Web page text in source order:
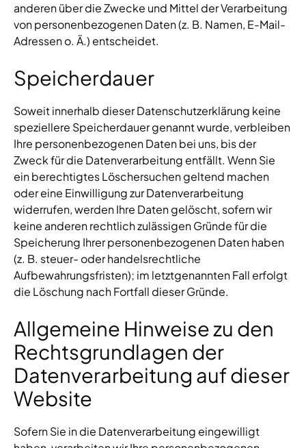
anderen über die Zwecke und Mittel der Verarbeitung
von personenbezogenen Daten (z. B. Namen, E-Mail-
Adressen o. Ä.) entscheidet.
Speicherdauer
Soweit innerhalb dieser Datenschutzerklärung keine
speziellere Speicherdauer genannt wurde, verbleiben
Ihre personenbezogenen Daten bei uns, bis der
Zweck für die Datenverarbeitung entfällt. Wenn Sie
ein berechtigtes Löschersuchen geltend machen
oder eine Einwilligung zur Datenverarbeitung
widerrufen, werden Ihre Daten gelöscht, sofern wir
keine anderen rechtlich zulässigen Gründe für die
Speicherung Ihrer personenbezogenen Daten haben
(z. B. steuer- oder handelsrechtliche
Aufbewahrungsfristen); im letztgenannten Fall erfolgt
die Löschung nach Fortfall dieser Gründe.
Allgemeine Hinweise zu den
Rechtsgrundlagen der
Datenverarbeitung auf dieser
Website
Sofern Sie in die Datenverarbeitung eingewilligt